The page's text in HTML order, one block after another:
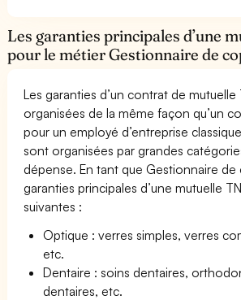
Les garanties principales d’une
pour le métier Gestionnaire de
Les garanties d’un contrat de mutuelle
organisées de la même façon qu’un
pour un employé d’entreprise
sont organisées par grandes
dépense. En tant que Gestionnaire
garanties principales d’une mutuelle
suivantes :
Optique : verres simples, verres
etc.
Dentaire : soins dentaires,
dentaires, etc.